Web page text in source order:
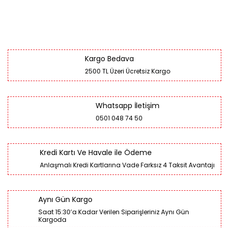
Kargo Bedava
2500 TL Üzeri Ücretsiz Kargo
Whatsapp İletişim
0501 048 74 50
Kredi Kartı Ve Havale ile Ödeme
Anlaşmalı Kredi Kartlarına Vade Farksız 4 Taksit Avantajı
Aynı Gün Kargo
Saat 15:30’a Kadar Verilen Siparişleriniz Aynı Gün
Kargoda